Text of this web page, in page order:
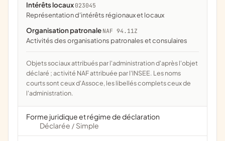
Intérêts locaux 023045
représentation d'intérêts régionaux et locaux
Organisation patronale NAF 94.11Z
Activités des organisations patronales et consulaires
Objets sociaux attribués par l'administration d'après l'objet
déclaré ; activité NAF attribuée par l'INSEE. Les noms
courts sont ceux d'Assoce, les libellés complets ceux de
l'administration.
Forme juridique et régime de déclaration
Déclarée / Simple